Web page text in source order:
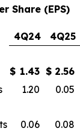
Share (EPS)
4Q24 4Q25
$ 1.43 $ 2.56
1.20 0.05
0.06 0.08